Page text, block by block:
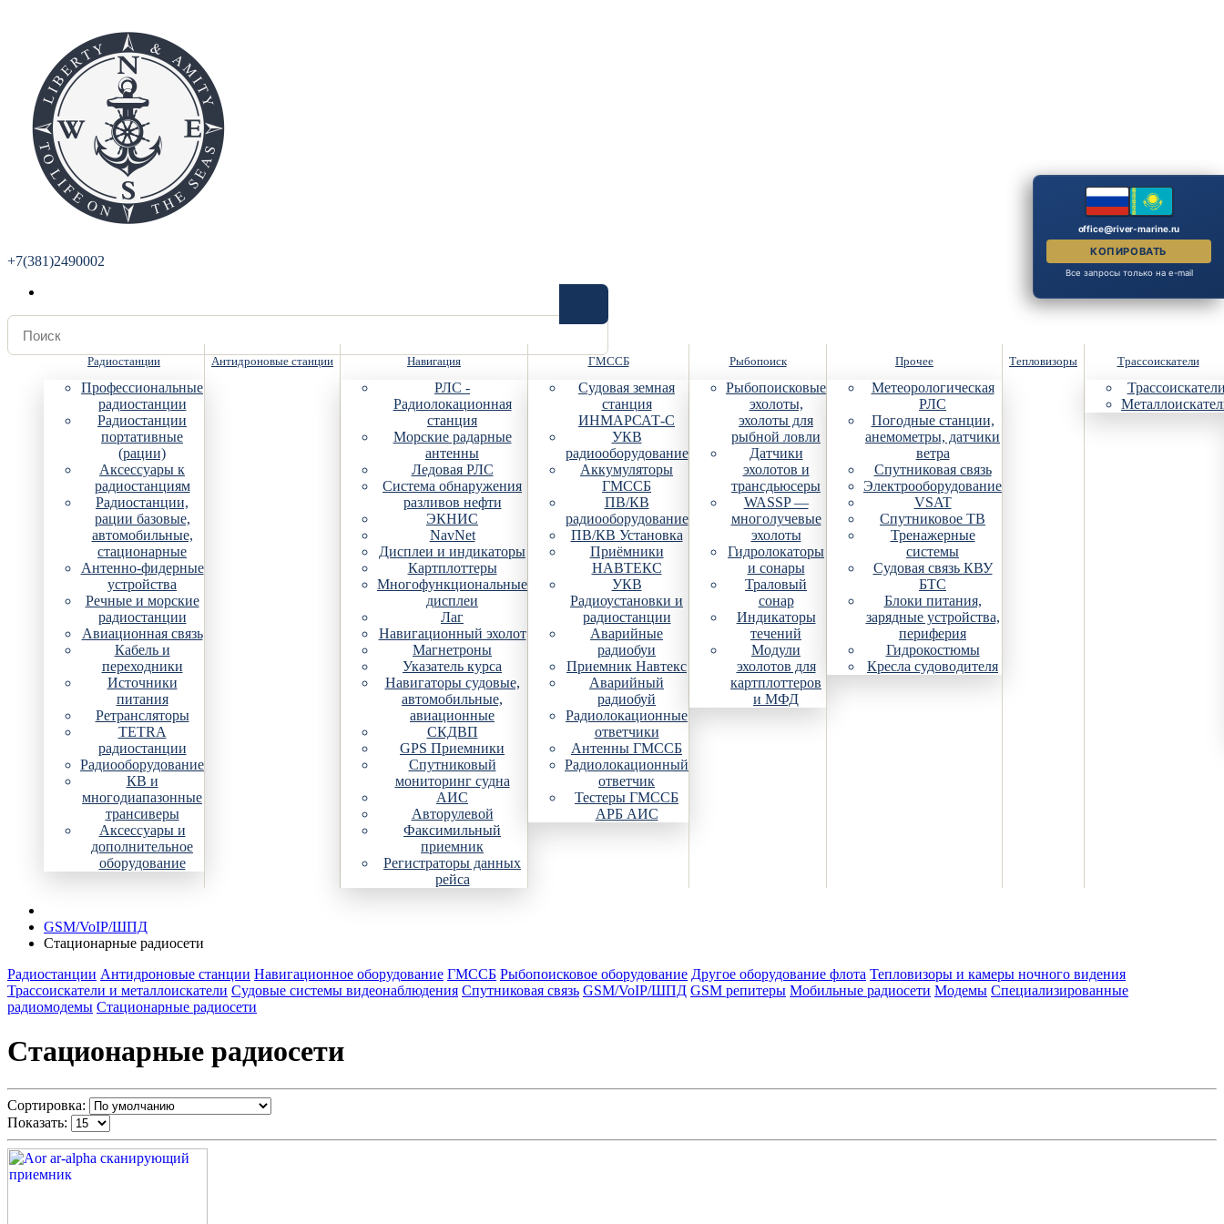
+7(381)2490002
Радиостанции
Профессиональные
радиостанции
Радиостанции
портативные
(рации)
Аксессуары к
радиостанциям
Радиостанции,
рации базовые,
автомобильные,
стационарные
Антенно-фидерные
устройства
Речные и морские
радиостанции
Авиационная связь
Кабель и
переходники
Источники
питания
Ретрансляторы
TETRA
радиостанции
Радиооборудование
КВ и
многодиапазонные
трансиверы
Аксессуары и
дополнительное
оборудование
Антидроновые станции Навигация
РЛС -
Радиолокационная
станция
Морские радарные
антенны
Ледовая РЛС
Система обнаружения
разливов нефти
ЭКНИС
NavNet
Дисплеи и индикаторы
Картплоттеры
Многофункциональные
дисплеи
Лаг
Навигационный эхолот
Магнетроны
Указатель курса
Навигаторы судовые,
автомобильные,
авиационные
СКДВП
GPS Приемники
Спутниковый
мониторинг судна
АИС
Авторулевой
Факсимильный
приемник
Регистраторы данных
рейса
ГМССБ
Судовая земная
станция
ИНМАРСАТ-С
УКВ
радиооборудование
Аккумуляторы
ГМССБ
ПВ/КВ
радиооборудование
ПВ/КВ Установка
Приёмники
НАВТЕКС
УКВ
Радиоустановки и
радиостанции
Аварийные
радиобуи
Приемник Навтекс
Аварийный
радиобуй
Радиолокационные
ответчики
Антенны ГМССБ
Радиолокационный
ответчик
Тестеры ГМССБ
АРБ АИС
Рыбопоиск
Рыбопоисковые
эхолоты,
эхолоты для
рыбной ловли
Датчики
эхолотов и
трансдьюсеры
WASSP —
многолучевые
эхолоты
Гидролокаторы
и сонары
Траловый
сонар
Индикаторы
течений
Модули
эхолотов для
картплоттеров
и МФД
Прочее
Метеорологическая
РЛС
Погодные станции,
анемометры, датчики
ветра
Спутниковая связь
Электрооборудование
VSAT
Спутниковое ТВ
Тренажерные
системы
Судовая связь КВУ
БТС
Блоки питания,
зарядные устройства,
периферия
Гидрокостюмы
Кресла судоводителя
Тепловизоры Трассоискатели
GSM/VoIP/ШПД
Стационарные радиосети
Радиостанции Антидроновые станции Навигационное оборудование ГМССБ Рыбопоисковое оборудование Другое оборудование флота Тепловизоры и камеры ночного видения
Трассоискатели и металлоискатели Судовые системы видеонаблюдения Спутниковая связь GSM/VoIP/ШПД GSM репитеры Мобильные радиосети Модемы Специализированные
радиомодемы Стационарные радиосети
Стационарные радиосети
Сортировка:
Показать:
office@river-marine.ru
КОПИРОВАТЬ
Все запросы только на e-mail